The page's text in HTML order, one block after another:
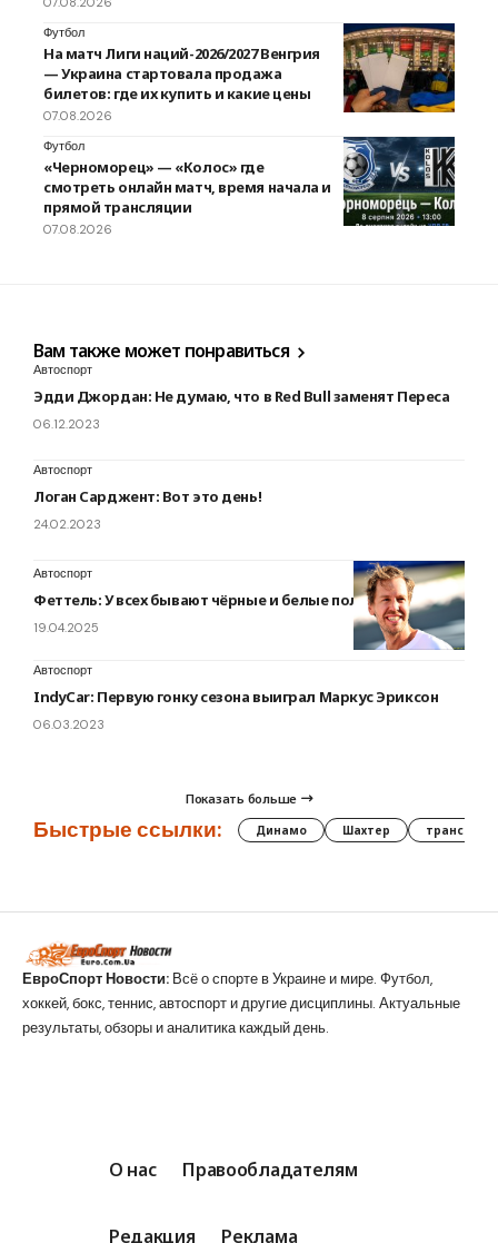
Футбол
На матч Лиги наций-2026/2027 Венгрия
— Украина стартовала продажа
билетов: где их купить и какие цены
07.08.2026
Футбол
«Черноморец» — «Колос» где
смотреть онлайн матч, время начала и
прямой трансляции
07.08.2026
Вам также может понравиться
Автоспорт
Эдди Джордан: Не думаю, что в Red Bull заменят Переса
06.12.2023
Автоспорт
Логан Сарджент: Вот это день!
24.02.2023
Автоспорт
Феттель: У всех бывают чёрные и белые полосы
19.04.2025
Автоспорт
IndyCar: Первую гонку сезона выиграл Маркус Эриксон
06.03.2023
Показать больше
Быстрые ссылки: Динамо Шахтер трансферы
ЕвроСпорт Новости: Всё о спорте в Украине и мире. Футбол,
хоккей, бокс, теннис, автоспорт и другие дисциплины. Актуальные
результаты, обзоры и аналитика каждый день.
О нас Правообладателям
Редакция Реклама